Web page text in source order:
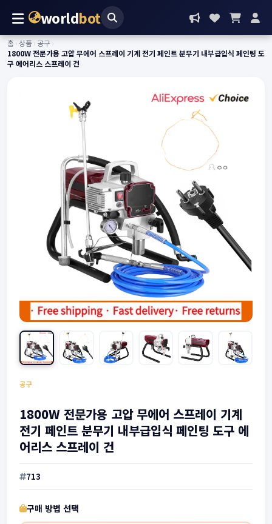
worldbot
홈›상품› 공구›
1800W 전문가용 고압 무에어 스프레이 기계 전기 페인트 분무기 내부급입식 페인팅 도
구 에어리스 스프레이 건
공구
1800W 전문가용 고압 무에어 스프레이 기계
전기 페인트 분무기 내부급입식 페인팅 도구 에
어리스 스프레이 건
713
구매 방법 선택